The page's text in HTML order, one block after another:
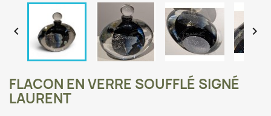
 
FLACON EN VERRE SOUFFLÉ SIGNÉ
LAURENT